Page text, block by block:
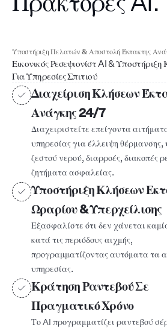
Υποστήριξη Πελατών & Αποστολή Έκτακτης
Εικονικός Ρεσεψιονίστ AI &
Για Υπηρεσίες Σπιτιού
Διαχείριση Κλήσεων
Ανάγκης 24/7
Διαχειριστείτε επείγοντα
υπηρεσίας για έλλειψη θέρμανσης,
ζεστού νερού, διαρροές, διακοπές
ζητήματα ασφαλείας.
Υποστήριξη Κλήσεων
Ωραρίου & Υπερχείλισης
Εξασφαλίστε ότι δεν χάνεται
κατά τις περιόδους αιχμής,
προγραμματίζοντας αυτόματα τα
υπηρεσίας.
Κράτηση Ραντεβού Σε
Πραγματικό Χρόνο
Το AI προγραμματίζει ραντεβού